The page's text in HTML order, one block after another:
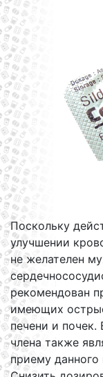
Поскольку
улучшении
не желателен
рекомендован
имеющих
печени и
члена также
приему данного